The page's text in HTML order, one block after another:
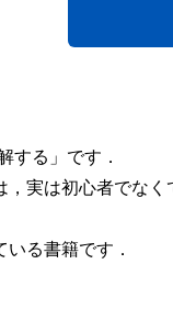
する」です．
実は初心者でなく
る書籍です．